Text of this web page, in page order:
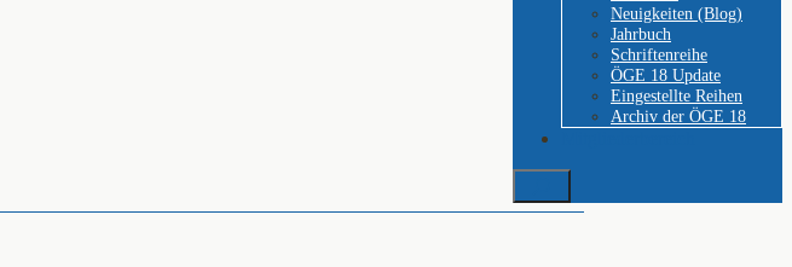
Neuigkeiten (Blog)
Jahrbuch
Schriftenreihe
ÖGE 18 Update
Eingestellte Reihen
Archiv der ÖGE 18
Suchen